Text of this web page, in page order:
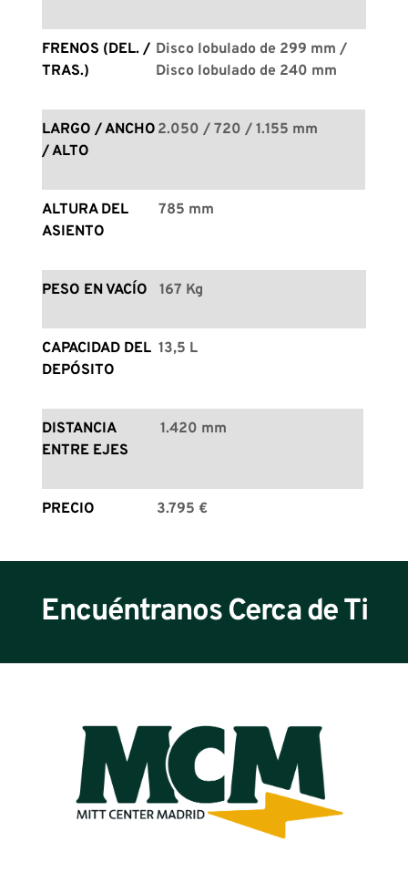
FRENOS (DEL. /
TRAS.)
Disco lobulado de 299 mm /
Disco lobulado de 240 mm
LARGO / ANCHO
/ ALTO
2.050 / 720 / 1.155 mm
ALTURA DEL
ASIENTO
785 mm
PESO EN VACÍO 167 Kg
CAPACIDAD DEL
DEPÓSITO
13,5 L
DISTANCIA
ENTRE EJES
1.420 mm
PRECIO 3.795 €
Encuéntranos Cerca de Ti